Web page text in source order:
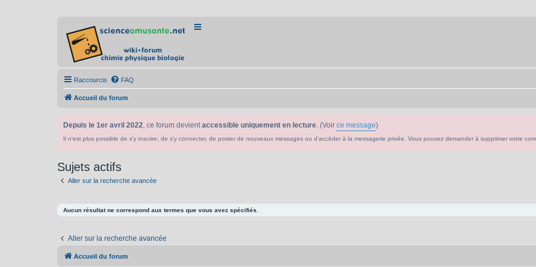
Raccourcis FAQ
Accueil du forum
Depuis le 1er avril 2022, ce forum devientaccessible uniquement en lecture. (Voir ce message)
Il n'est plus possible de s'y inscrire, de s'y connecter, de poster de nouveaux messages ou d'accéder à la messagerie privée. Vous pouvez demander à supprimer votre
Sujets actifs
Aller sur la recherche avancée
Aucun résultat ne correspond aux termes que vous avez spécifiés.
Aller sur la recherche avancée
Accueil du forum